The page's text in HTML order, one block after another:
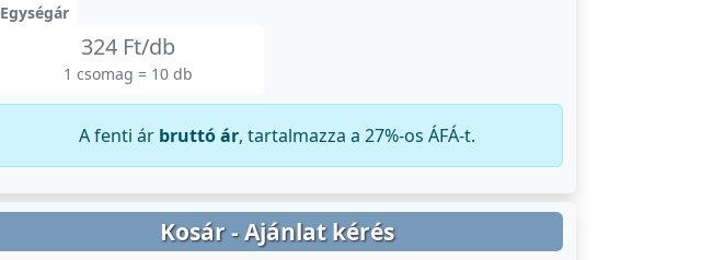
Egységár
324 Ft/db
1 csomag = 10 db
A fenti ár bruttó ár, tartalmazza a 27%-os ÁFÁ-t.
Kosár - Ajánlat kérés